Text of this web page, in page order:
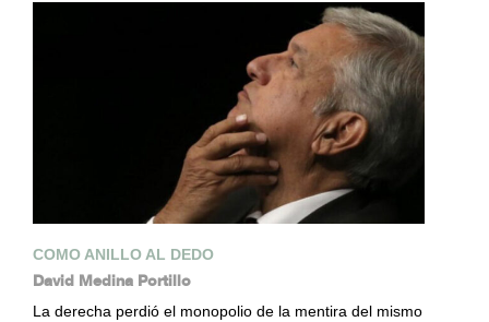
COMO ANILLO AL DEDO
David Medina Portillo
La derecha perdió el monopolio de la mentira del mismo